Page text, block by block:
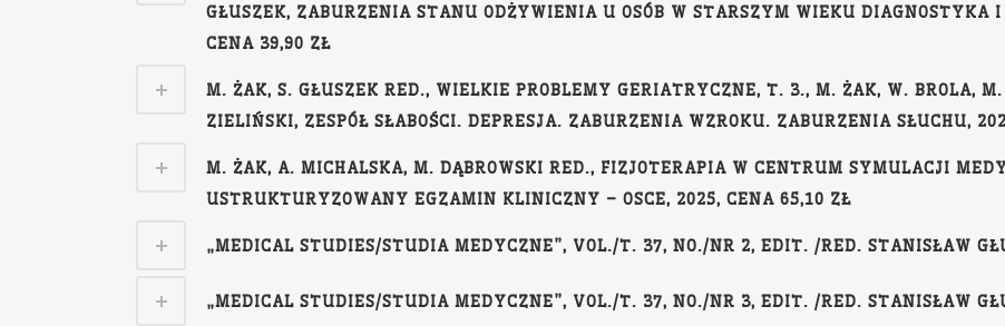
GŁUSZEK, ZABURZENIA STANU ODŻYWIENIA U OSÓB W STARSZYM WIEKU DIAGNOSTYKA
CENA 39,90 ZŁ
M. ŻAK, S. GŁUSZEK RED., WIELKIE PROBLEMY GERIATRYCZNE, T. 3., M. ŻAK, W. BROLA,
ZIELIŃSKI, ZESPÓŁ SŁABOŚCI. DEPRESJA. ZABURZENIA WZROKU. ZABURZENIA SŁUCHU,
M. ŻAK, A. MICHALSKA, M. DĄBROWSKI RED., FIZJOTERAPIA W CENTRUM SYMULACJI
USTRUKTURYZOWANY EGZAMIN KLINICZNY – OSCE, 2025, CENA 65,10 ZŁ
„MEDICAL STUDIES/STUDIA MEDYCZNE”, VOL./T. 37, NO./NR 2, EDIT. /RED. STANISŁAW
„MEDICAL STUDIES/STUDIA MEDYCZNE”, VOL./T. 37, NO./NR 3, EDIT. /RED. STANISŁAW